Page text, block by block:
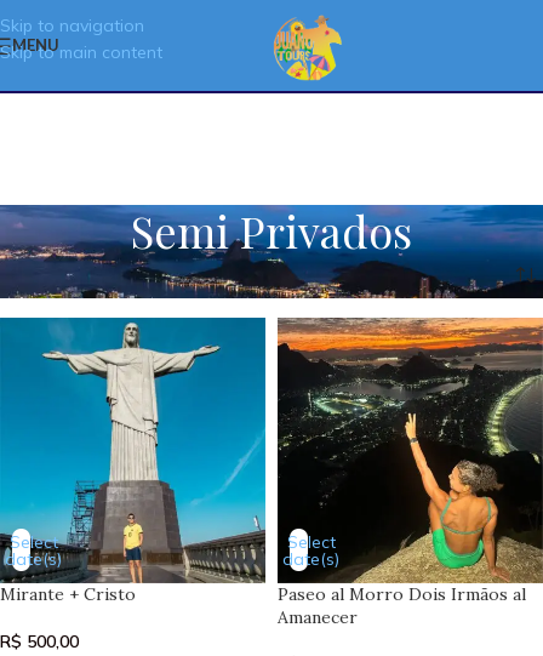
Skip to navigation
Skip to main content
MENU
Semi Privados
Select
date(s)
Mirante + Cristo
R$ 500,00
Select
date(s)
Paseo al Morro Dois Irmãos al
Amanecer